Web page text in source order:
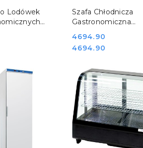
Lodówek
880402
DO KOSZYKA
Szafa Chłodnicza
Gastronomiczna
Stalgast 840590
Cena:
4694.90
Cena:
4694.90
DO KOSZYKA